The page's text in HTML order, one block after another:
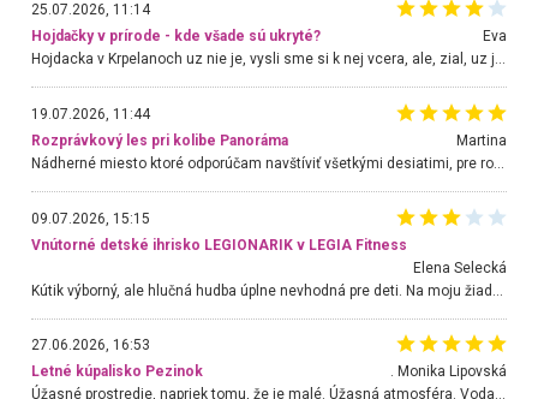
25.07.2026, 11:14
Hojdačky v prírode - kde všade sú ukryté?
Eva
Hojdacka v Krpelanoch uz nie je, vysli sme si k nej vcera, ale, zial, uz je znicena. Ak sem planujete cestu len kvoli hojdacke, mozete si ju usetrit. Krasny vyhlad je tu vsak aj bez hojdacky :-)
19.07.2026, 11:44
Rozprávkový les pri kolibe Panoráma
Martina
Nádherné miesto ktoré odporúčam navštíviť všetkými desiatimi, pre rodiny s deťmi, dôchodcom... Proste a jednoducho ozaj rozprávkový les.. určite ešte prídeme. Odniesli sme si na pamiatku krásne tričká,
09.07.2026, 15:15
Vnútorné detské ihrisko LEGIONARIK v LEGIA Fitness
Elena Selecká
27.06.2026, 16:53
Letné kúpalisko Pezinok
. Monika Lipovská
Úžasné prostredie, napriek tomu, že je malé. Úžasná atmosféra. Voda fantastická a nádherná. Ľudí je pomerne veľa, ale su mili a ohľaduplní. Je veľmi zaujímavé sledovať, ako dokážu spolu športovať cudzí ľudia a bez ohľadu na vek. Vládne tu pohoda. Vnuka neviem dostať z vody. Ďakujem za krásny deň . Urcite sa sem vrátim. Jediný problém je s parkovaním, ale aj ten sa mi podarilo vyriešiť. Monika Bratislava